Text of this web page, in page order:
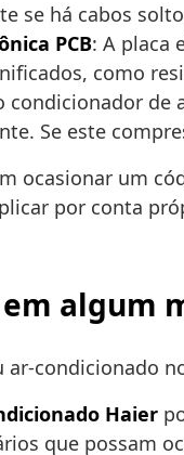
se há cabos
PCB: A placa
como
condicionador de
Se este
ocasionar um
por conta
algum
condicionado
Haier
que possam